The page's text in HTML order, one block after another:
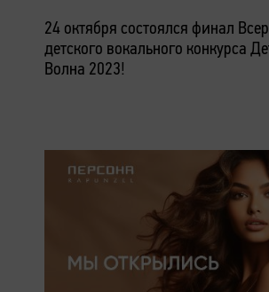
24 октября состоялся финал
детского вокального конкурса
Волна 2023!